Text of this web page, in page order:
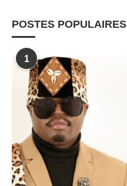
POSTES POPULAIRES
1